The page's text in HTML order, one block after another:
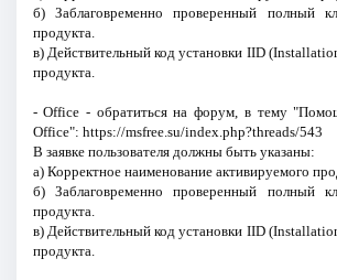
б) Заблаговременно проверенный полный
продукта.
в) Действительный код установки IID
продукта.
- Office - обратиться на форум, в тему
Office": https://msfree.su/index.php?threads/543
В заявке пользователя должны быть указаны:
а) Корректное наименование активируемого
б) Заблаговременно проверенный полный
продукта.
в) Действительный код установки IID
продукта.